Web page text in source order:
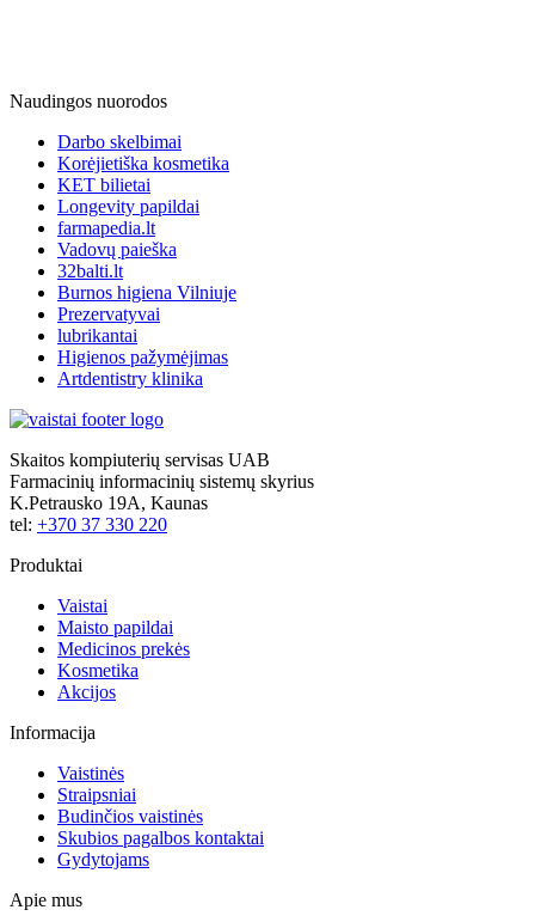
Naudingos nuorodos
Darbo skelbimai
Korėjietiška kosmetika
KET bilietai
Longevity papildai
farmapedia.lt
Vadovų paieška
32balti.lt
Burnos higiena Vilniuje
Prezervatyvai
lubrikantai
Higienos pažymėjimas
Artdentistry klinika
Skaitos kompiuterių servisas UAB
Farmacinių informacinių sistemų skyrius
K.Petrausko 19A, Kaunas
tel: +370 37 330 220
Produktai
Vaistai
Maisto papildai
Medicinos prekės
Kosmetika
Akcijos
Informacija
Vaistinės
Straipsniai
Budinčios vaistinės
Skubios pagalbos kontaktai
Gydytojams
Apie mus